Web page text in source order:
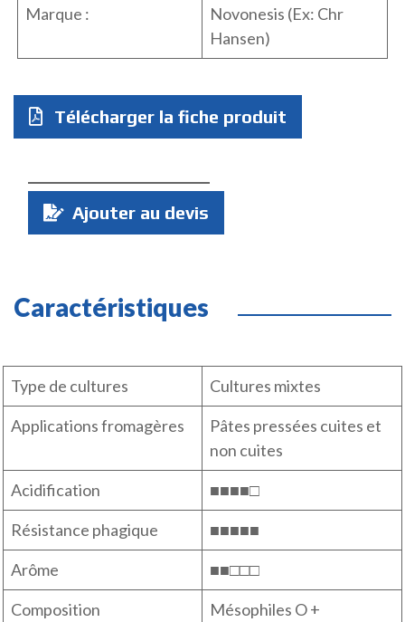
Marque :
Novonesis (Ex: Chr
Hansen)
Télécharger la fiche produit
Quantité
Ajouter au devis
Caractéristiques
Type de cultures
Cultures mixtes
Applications fromagères
Pâtes pressées cuites et
non cuites
Acidification
■■■■□
Résistance phagique
■■■■■
Arôme
■■□□□
Composition
Mésophiles O +